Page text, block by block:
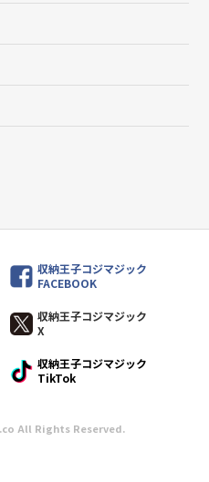
収納王子コジマジック
FACEBOOK
収納王子コジマジック
X
収納王子コジマジック
TikTok
All Rights Reserved.